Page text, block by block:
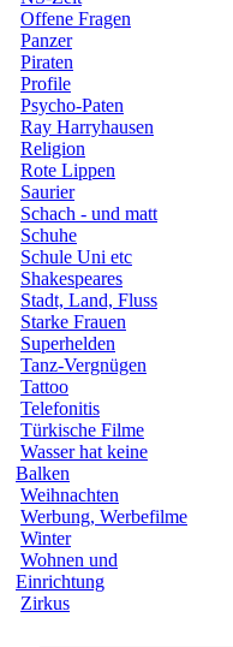
Offene Fragen
Panzer
Piraten
Profile
Psycho-Paten
Ray Harryhausen
Religion
Rote Lippen
Saurier
Schach - und matt
Schuhe
Schule Uni etc
Shakespeares
Stadt, Land, Fluss
Starke Frauen
Superhelden
Tanz-Vergnügen
Tattoo
Telefonitis
Türkische Filme
Wasser hat keine
Balken
Weihnachten
Werbung, Werbefilme
Winter
Wohnen und
Einrichtung
Zirkus